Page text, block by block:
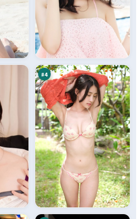
#4
尘
封
法
则
95
万
黑
潮
逆
风
局
94
万